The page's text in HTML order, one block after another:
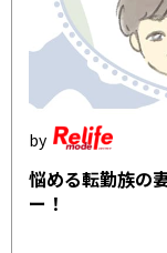
悩める転勤族の
ー！